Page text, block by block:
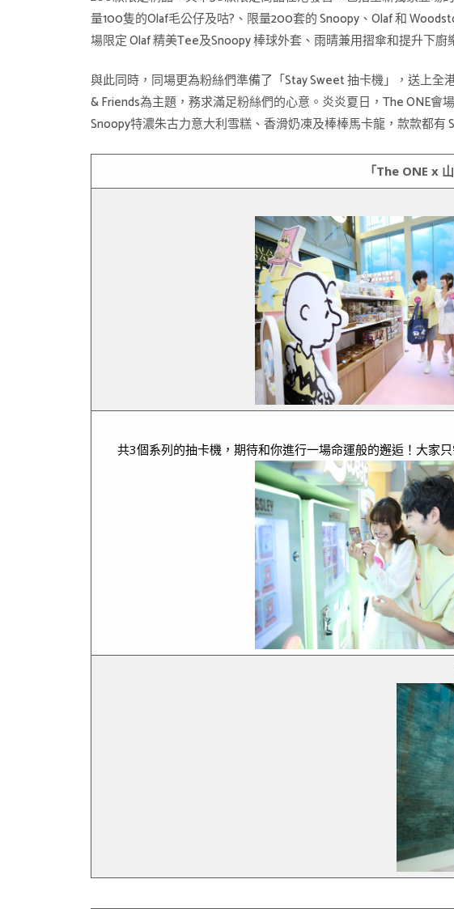
量100隻的Olaf毛公仔及咕?、限量200套的 Snoopy、Olaf 和
場限定 Olaf 精美Tee及Snoopy 棒球外套、雨晴兼用摺傘和提升下
與此同時，同場更為粉絲們準備了「Stay Sweet 抽卡機」，送上
& Friends為主題，務求滿足粉絲們的心意。炎炎夏日，The ONE
Snoopy特濃朱古力意大利雪糕、香滑奶凍及棒棒馬卡龍，款款都有
「The ONE x
共3個系列的抽卡機，期待和你進行一場命運般的邂逅！大家